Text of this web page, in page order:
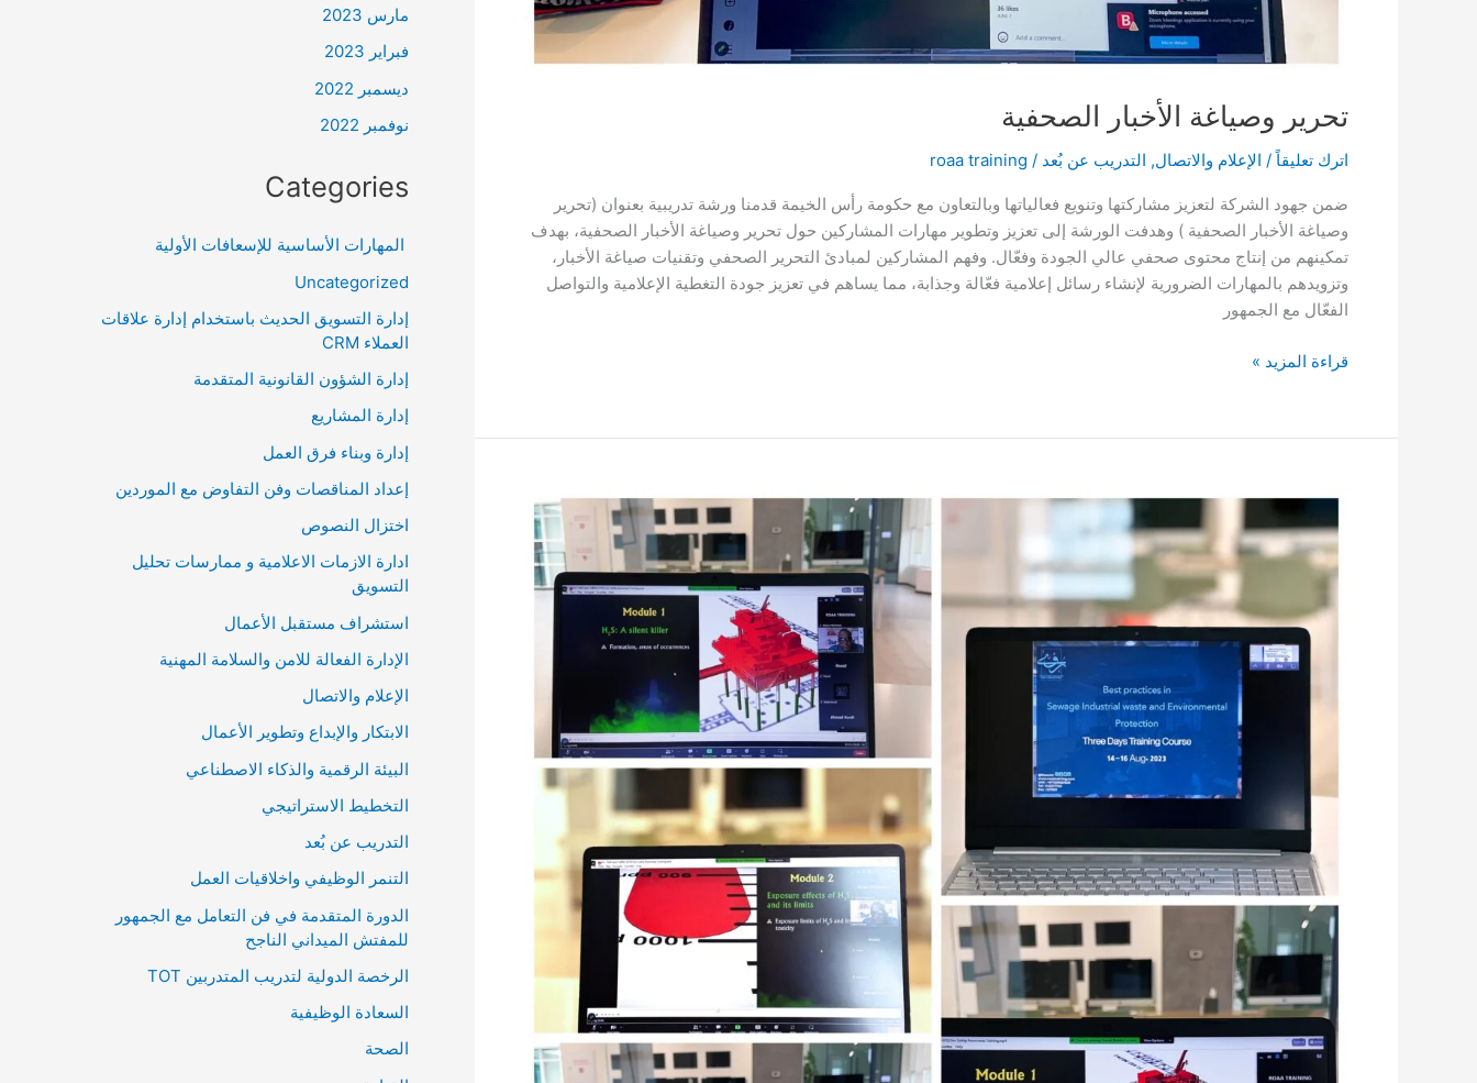
تحرير وصياغة الأخبار الصحفية
اترك تعليقاً / الإعلام والاتصال, التدريب عن بُعد /
roaa training
ضمن جهود الشركة لتعزيز مشاركتها وتنويع فعالياتها وبالتعاون مع حكومة رأس الخيمة قدمنا ورشة تدريبية بعنوان (تحرير
وصياغة الأخبار الصحفية ) وهدفت الورشة إلى تعزيز وتطوير مهارات المشاركين حول تحرير وصياغة الأخبار الصحفية، بهدف
تمكينهم من إنتاج محتوى صحفي عالي الجودة وفعّال. وفهم المشاركين لمبادئ التحرير الصحفي وتقنيات صياغة الأخبار،
وتزويدهم بالمهارات الضرورية لإنشاء رسائل إعلامية فعّالة وجذابة، مما يساهم في تعزيز جودة التغطية الإعلامية والتواصل
الفعّال مع الجمهور
قراءة المزيد »
Best
practices
in
sewage
and
Industrial
Environmental protection
مارس 2023
فبراير 2023
ديسمبر 2022
نوفمبر 2022
Categories
المهارات الأساسية للإسعافات الأولية
Uncategorized
إدارة التسويق الحديث باستخدام إدارة علاقات
العملاء CRM
إدارة الشؤون القانونية المتقدمة
إدارة المشاريع
إدارة وبناء فرق العمل
إعداد المناقصات وفن التفاوض مع الموردين
اختزال النصوص
ادارة الازمات الاعلامية و ممارسات تحليل
التسويق
استشراف مستقبل الأعمال
الإدارة الفعالة للامن والسلامة المهنية
الإعلام والاتصال
الابتكار والإبداع وتطوير الأعمال
البيئة الرقمية والذكاء الاصطناعي
التخطيط الاستراتيجي
التدريب عن بُعد
التنمر الوظيفي واخلاقيات العمل
الدورة المتقدمة في فن التعامل مع الجمهور
للمفتش الميداني الناجح
الرخصة الدولية لتدريب المتدربين TOT
السعادة الوظيفية
الصحة